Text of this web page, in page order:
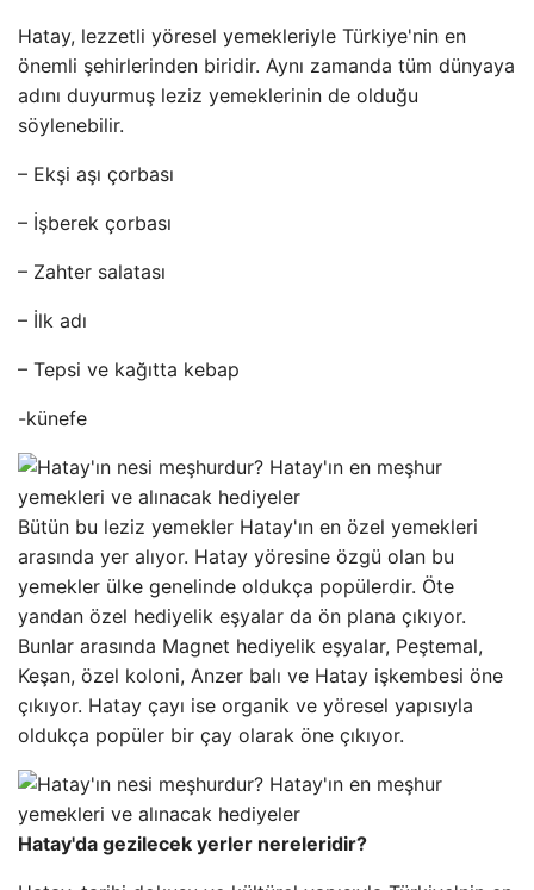
Hatay, lezzetli yöresel yemekleriyle Türkiye'nin en
önemli şehirlerinden biridir. Aynı zamanda tüm dünyaya
adını duyurmuş leziz yemeklerinin de olduğu
söylenebilir.
– Ekşi aşı çorbası
– İşberek çorbası
– Zahter salatası
– İlk adı
– Tepsi ve kağıtta kebap
-künefe
Bütün bu leziz yemekler Hatay'ın en özel yemekleri
arasında yer alıyor. Hatay yöresine özgü olan bu
yemekler ülke genelinde oldukça popülerdir. Öte
yandan özel hediyelik eşyalar da ön plana çıkıyor.
Bunlar arasında Magnet hediyelik eşyalar, Peştemal,
Keşan, özel koloni, Anzer balı ve Hatay işkembesi öne
çıkıyor. Hatay çayı ise organik ve yöresel yapısıyla
oldukça popüler bir çay olarak öne çıkıyor.
Hatay'da gezilecek yerler nereleridir?